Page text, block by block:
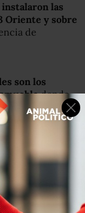
instalaron las
Oriente y sobre
de
son los
donde
para
presidencial
Progresista.
dicha